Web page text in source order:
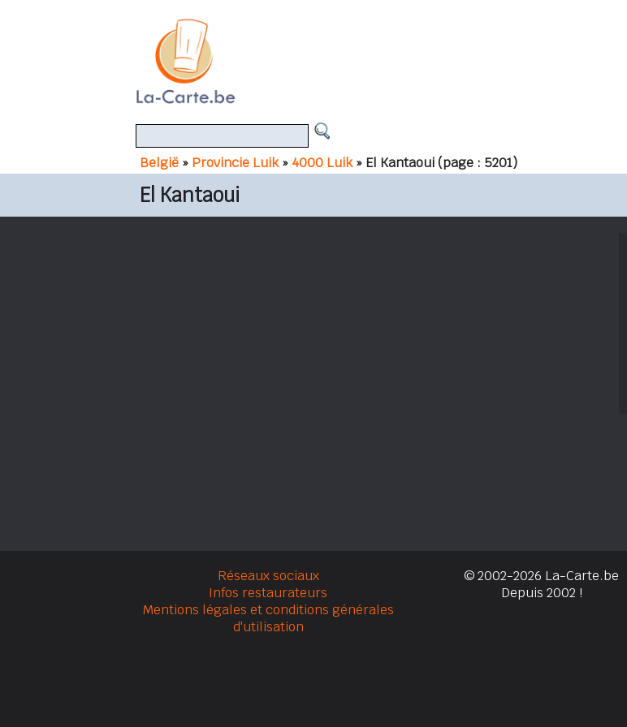
België » Provincie Luik»4000 Luik » El Kantaoui(page : 5201)
El Kantaoui
Réseaux sociaux
Infos restaurateurs
Mentions légales et conditions générales
d'utilisation
© 2002-2026 La-Carte.be
Depuis 2002 !